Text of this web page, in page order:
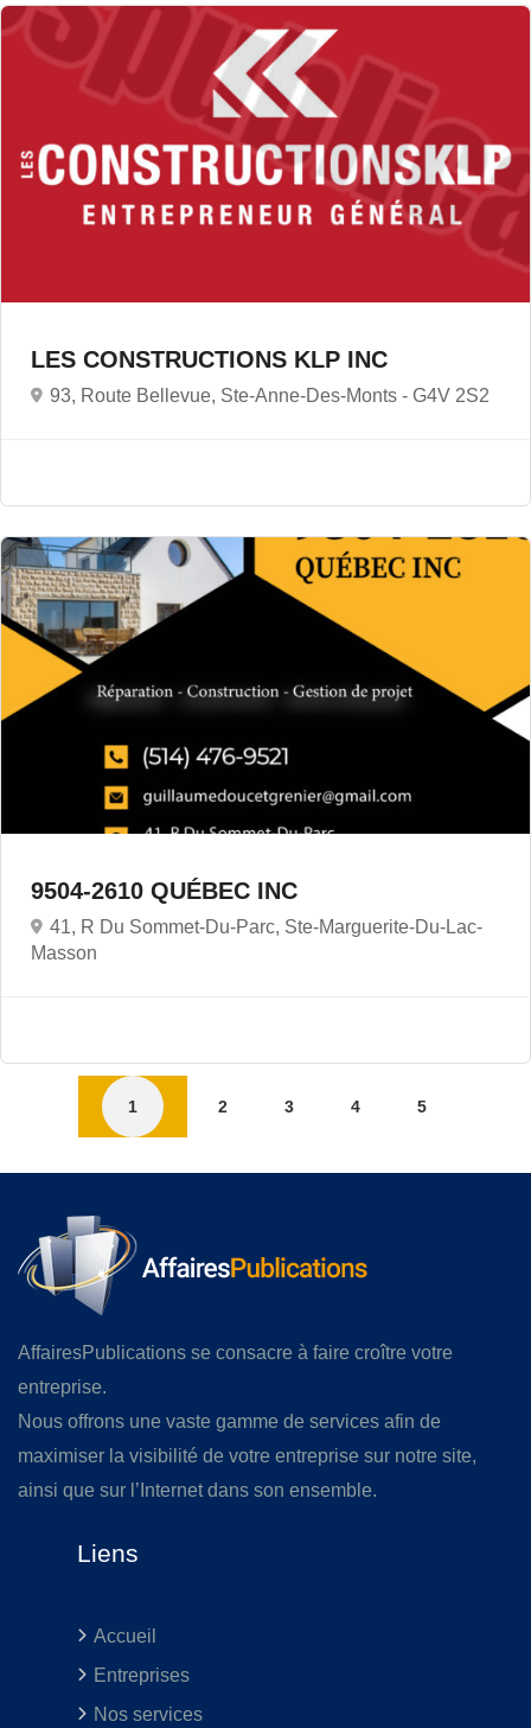
LES CONSTRUCTIONS KLP INC
93, Route Bellevue, Ste-Anne-Des-Monts - G4V 2S2
9504-2610 QUÉBEC INC
41, R Du Sommet-Du-Parc, Ste-Marguerite-Du-Lac-
Masson
1 2 3 4 5
AffairesPublications se consacre à faire croître votre
entreprise.
Nous offrons une vaste gamme de services afin de
maximiser la visibilité de votre entreprise sur notre site,
ainsi que sur l’Internet dans son ensemble.
Liens
Accueil
Entreprises
Nos services